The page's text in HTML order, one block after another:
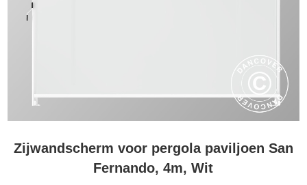
Zijwandscherm voor pergola paviljoen San
Fernando, 4m, Wit